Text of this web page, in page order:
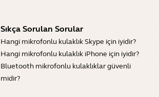
Sıkça Sorulan Sorular
Hangi mikrofonlu kulaklık Skype için iyidir?
Hangi mikrofonlu kulaklık iPhone için iyidir?
Bluetooth mikrofonlu kulaklıklar güvenli
midir?